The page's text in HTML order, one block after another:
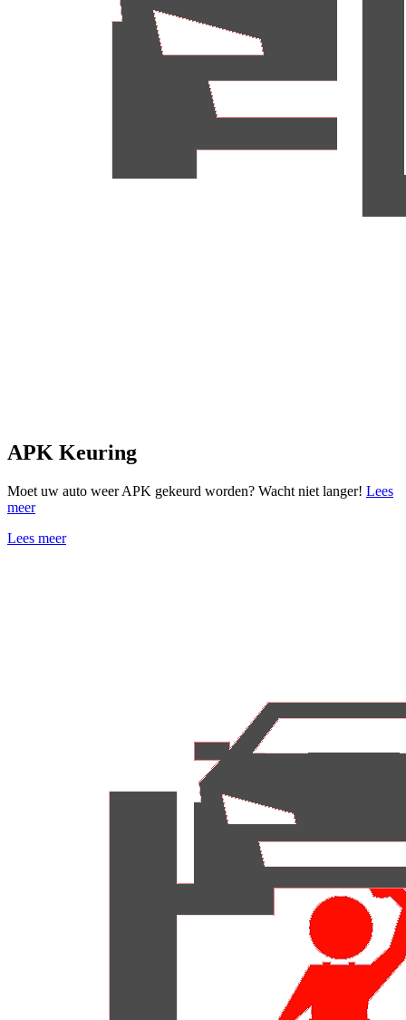
APK Keuring
Moet uw auto weer APK gekeurd worden? Wacht niet langer! Lees
meer
Lees meer